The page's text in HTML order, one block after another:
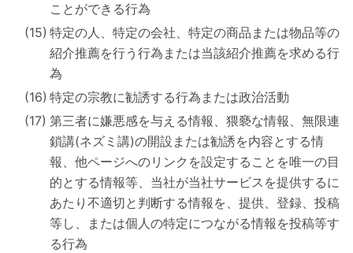
ことができる行為
特定の人、特定の会社、特定の商品または物品等の
紹介推薦を行う行為または当該紹介推薦を求める行
為
特定の宗教に勧誘する行為または政治活動
第三者に嫌悪感を与える情報、猥褻な情報、無限連
鎖講(ネズミ講)の開設または勧誘を内容とする情
報、他ページへのリンクを設定することを唯一の目
的とする情報等、当社が当社サービスを提供するに
あたり不適切と判断する情報を、提供、登録、投稿
等し、または個人の特定につながる情報を投稿等す
る行為